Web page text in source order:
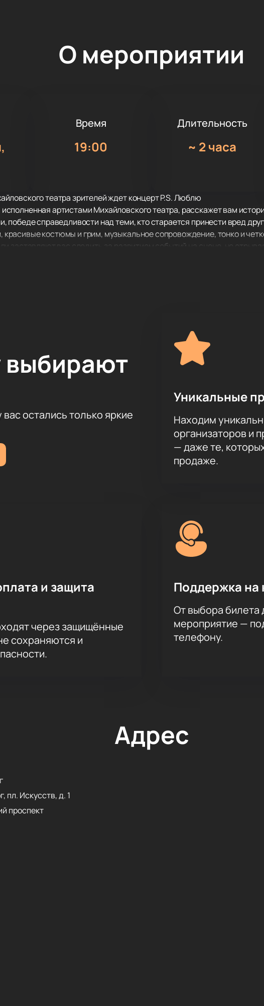
О мероприятии
Время
19:00
Длительность
~ 2 часа
театра зрителей ждет концерт P.S. Люблю
артистами Михайловского театра, расскажет вам
победе справедливости над теми, кто старается принести вред
красивые костюмы и грим, музыкальное сопровождение, тонко и
заставляют вас следить за развитием событий на сцене, не
оценку экспертов и театральных критиков. Премьерный показ
остались только яркие
Уникальные
Находим
организаторов и
— даже те,
продаже.
и защита
через защищённые
сохраняются и
Поддержка на
От выбора билета
мероприятие —
телефону.
Адрес
пл. Искусств, д. 1
проспект